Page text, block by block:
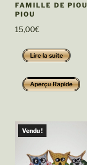
FAMILLE DE PIOU
PIOU
15,00€
Lire la suite
Aperçu Rapide
Vendu !